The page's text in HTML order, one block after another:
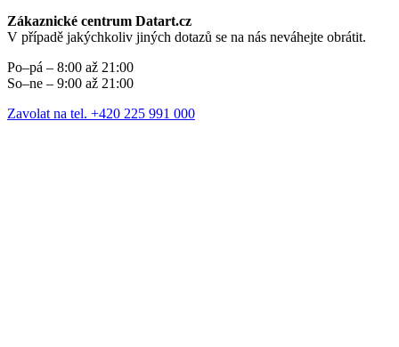
Zákaznické centrum Datart.cz
V případě jakýchkoliv jiných dotazů se na nás neváhejte obrátit.
Po–pá – 8:00 až 21:00
So–ne – 9:00 až 21:00
Zavolat na tel. +420 225 991 000